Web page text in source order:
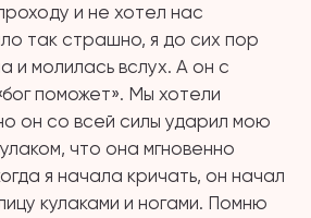
и не хотел нас
так страшно, я до сих пор
и молилась вслух. А он с
поможет». Мы хотели
он со всей силы ударил мою
что она мгновенно
я начала кричать, он начал
кулаками и ногами. Помню